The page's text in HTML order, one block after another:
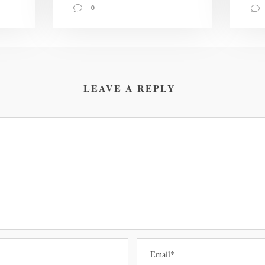
0
LEAVE A REPLY